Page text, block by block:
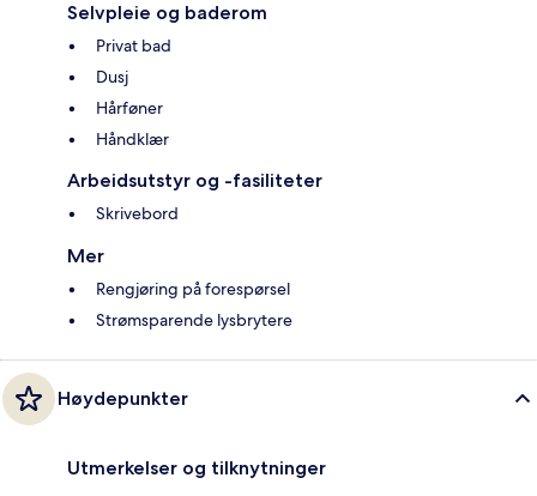
Selvpleie og baderom
Privat bad
Dusj
Hårføner
Håndklær
Arbeidsutstyr og -fasiliteter
Skrivebord
Mer
Rengjøring på forespørsel
Strømsparende lysbrytere
Høydepunkter
Utmerkelser og tilknytninger